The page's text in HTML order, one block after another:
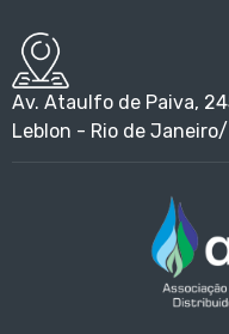
Av. Ataulfo de Paiva,
Leblon - Rio de